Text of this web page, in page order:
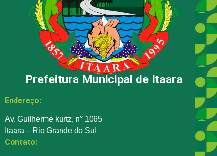
Prefeitura Municipal de Itaara
Endereço:
Av. Guilherme kurtz, n° 1065
Itaara – Rio Grande do Sul
Contato: